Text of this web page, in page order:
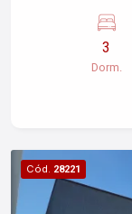
de 207 m²,
nos dias
descobertas Diferenciais: - Localização
privilegiada
3
Dorm.
Cód. 28221